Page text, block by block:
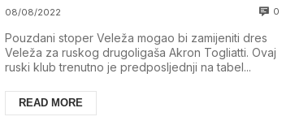
08/08/2022 0
Pouzdani stoper Veleža mogao bi zamijeniti dres
Veleža za ruskog drugoligaša Akron Togliatti. Ovaj
ruski klub trenutno je predposljednji na tabel...
READ MORE